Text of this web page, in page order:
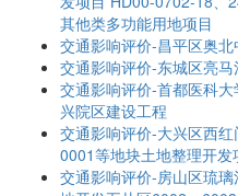
其他类多功能用地项目
交通影响评价-昌平区奥北
交通影响评价-东城区亮
交通影响评价-首都医科
兴院区建设工程
交通影响评价-大兴区西
0001等地块土地整理开发
交通影响评价-房山区琉